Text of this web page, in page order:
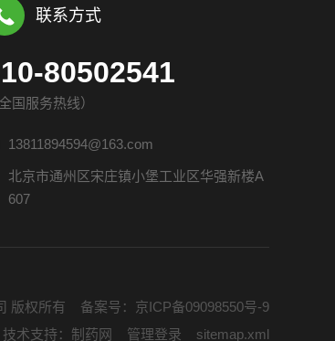
联系方式
80502541
全国服务热线）
13811894594@163.com
北京市通州区宋庄镇小堡工业区华强新楼A
607
版权所有 备案号： 京ICP备09098550号-9
技术支持： 制药网 管理登录 sitemap.xml